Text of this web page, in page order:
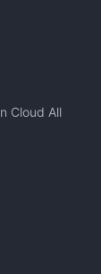
Cloud All